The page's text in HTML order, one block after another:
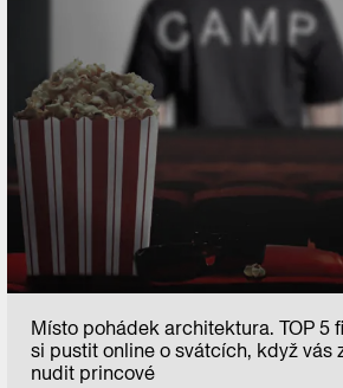
Místo pohádek architektura. TOP 5
si pustit online o svátcích, když vás
nudit princové